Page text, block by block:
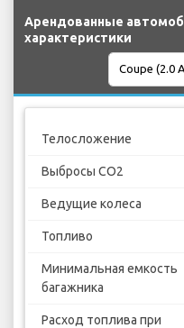
Арендованные
характеристики
Телосложение
Выбросы CO2
Ведущие колеса
Топливо
Минимальная емкость
багажника
Расход топлива при